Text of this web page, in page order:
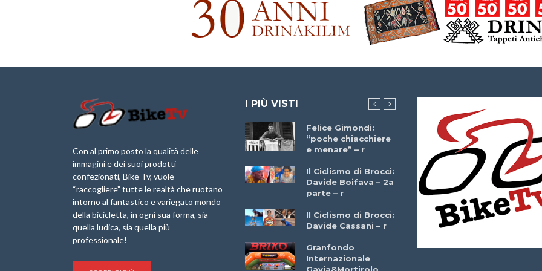
Con al primo posto la qualità delle
immagini e dei suoi prodotti
confezionati, Bike Tv, vuole
“raccogliere” tutte le realtà che ruotano
intorno al fantastico e variegato mondo
della bicicletta, in ogni sua forma, sia
quella ludica, sia quella più
professionale!
I PIÙ VISTI
Briko Torino – 11
Maggio 2025 – r
Minerva Edizioni e
Giancarlo Brocci
per “Bartali l’Ultimo
Marathon 2025”
IX Ed. “Tra
Borghi&Castelli” –
Anteprima
1a Edizione
Granfondo
Felice Gimondi:
“poche chiacchiere
e menare” – r
Il Ciclismo di Brocci:
Davide Boifava – 2a
parte – r
Il Ciclismo di Brocci:
Davide Cassani – r
Granfondo
Internazionale
Brocci Incontra
Giuseppe Martinelli
– r
Che cos’è il
triathlon? Con
Simone Diamantini
– r
Marzo 2025 –